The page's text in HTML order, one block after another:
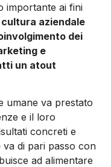
importante ai fini
cultura aziendale
dei
e
un atout
umane va prestato
e il loro
concreti e
va di pari passo con
ad alimentare